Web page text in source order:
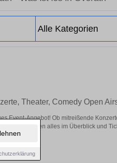
Theater, Comedy Open
Event-Angebot! Ob mitreißende
– hier finden alles im Überblick und